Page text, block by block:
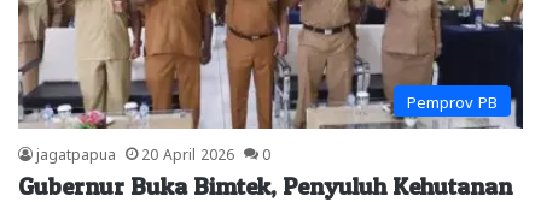
Pemprov PB
jagatpapua 20 April 2026 0
Gubernur Buka Bimtek, Penyuluh Kehutanan